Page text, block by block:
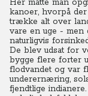
Her måtte man
kanoer, hvorpå
trække alt over
vare en uge - men
naturligvis
De blev udsat for
bygge flere forter
flodvandet og var
underernæring,
fjendtlige